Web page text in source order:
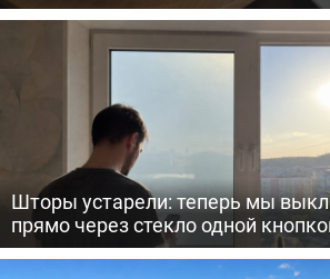
Шторы устарели: теперь мы
прямо через стекло одной